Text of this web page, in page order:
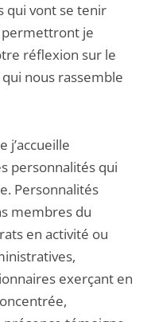
qui vont se tenir
permettront je
réflexion sur le
nous rassemble
j’accueille
personnalités qui
Personnalités
membres du
en activité ou
exerçant en